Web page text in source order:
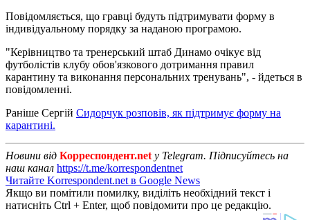
Повідомляється, що гравці будуть підтримувати форму в
індивідуальному порядку за наданою програмою.
"Керівництво та тренерський штаб Динамо очікує від
футболістів клубу обов'язкового дотримання правил
карантину та виконання персональних тренувань", - йдеться в
повідомленні.
Раніше Сергій Сидорчук розповів, як підтримує форму на
карантині.
Новини від Корреспондент.net у Telegram. Підписуйтесь на
наш канал https://t.me/korrespondentnet
Читайте Korrespondent.net в Google News
Якщо ви помітили помилку, виділіть необхідний текст і
натисніть Ctrl + Enter, щоб повідомити про це редакцію.